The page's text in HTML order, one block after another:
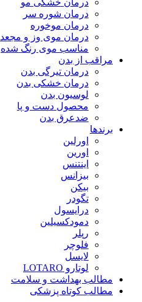
درمان شوره سر
درمان موخوره
درمان موی وز و مجعد
مناسب موی رنگ شده
مراقب از بدن
درمان تیرگی بدن
درمان خشکی بدن
لوسیون بدن
محصول دست و پا
ضدعرق بدن
برندها
اورلین
اورین
اینتنس
بیزانس
بیکن
تگودر
درایسول
دمودکسیلین
رپلر
فلوچر
لایسل
لوتارو LOTARO
مطالب بهداشت و سلامت
مطالب کوتاه پزشکی